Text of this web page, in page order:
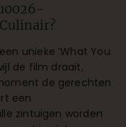
unieke ‘What You
de film draait,
de gerechten
een
zintuigen worden